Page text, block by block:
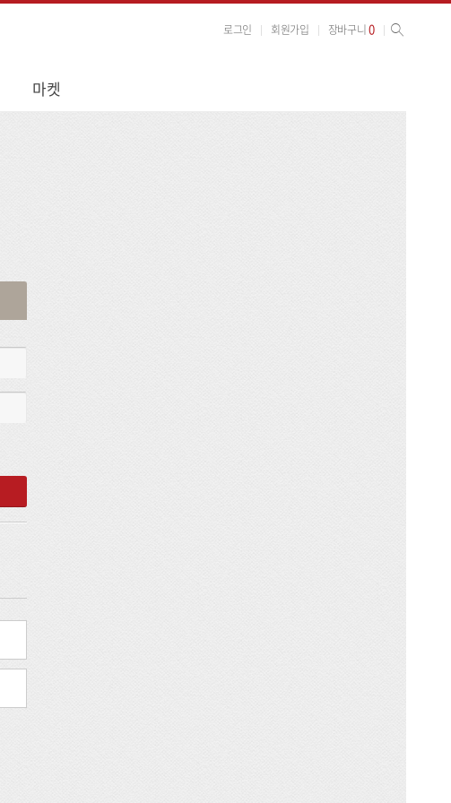
마켓
로그인 회원가입 장바구니0 사이트 검색